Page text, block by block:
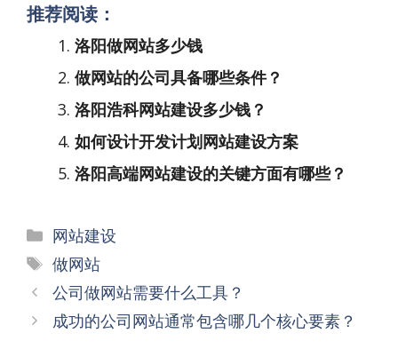
推荐阅读：
洛阳做网站多少钱
做网站的公司具备哪些条件？
洛阳浩科网站建设多少钱？
如何设计开发计划网站建设方案
洛阳高端网站建设的关键方面有哪些？
分
类
网站建设
标
签
做网站
文
章
公司做网站需要什么工具？
成功的公司网站通常包含哪几个核心要素？